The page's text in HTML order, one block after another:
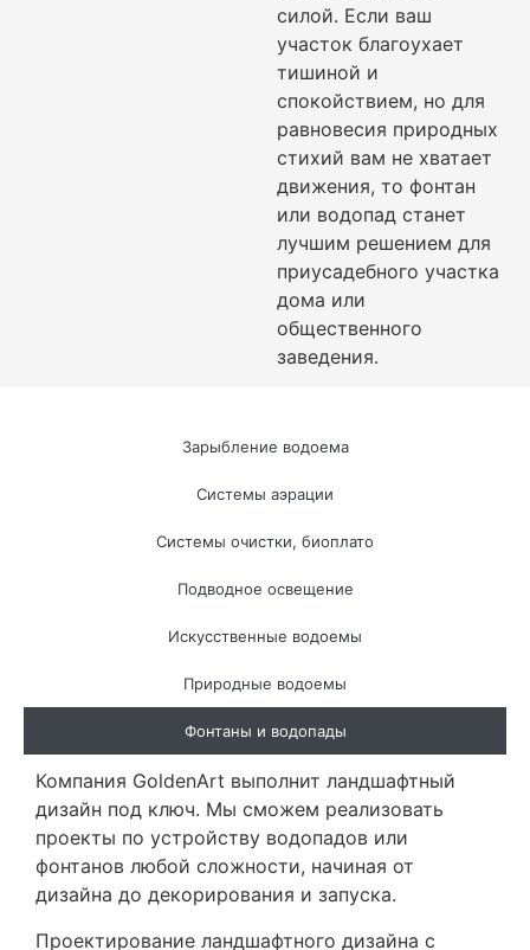
силой. Если ваш
участок благоухает
тишиной и
спокойствием, но для
равновесия природных
стихий вам не хватает
движения, то фонтан
или водопад станет
лучшим решением для
приусадебного участка
дома или
общественного
заведения.
Зарыбление водоема
Системы аэрации
Системы очистки, биоплато
Подводное освещение
Искусственные водоемы
Природные водоемы
Фонтаны и водопады
Компания GoldenArt выполнит ландшафтный
дизайн под ключ. Мы сможем реализовать
проекты по устройству водопадов или
фонтанов любой сложности, начиная от
дизайна до декорирования и запуска.
Проектирование ландшафтного дизайна с